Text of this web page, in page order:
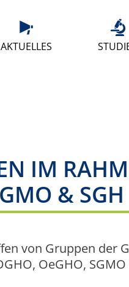
AKTUELLES
IM
& SGH
von Gruppen der
OeGHO,